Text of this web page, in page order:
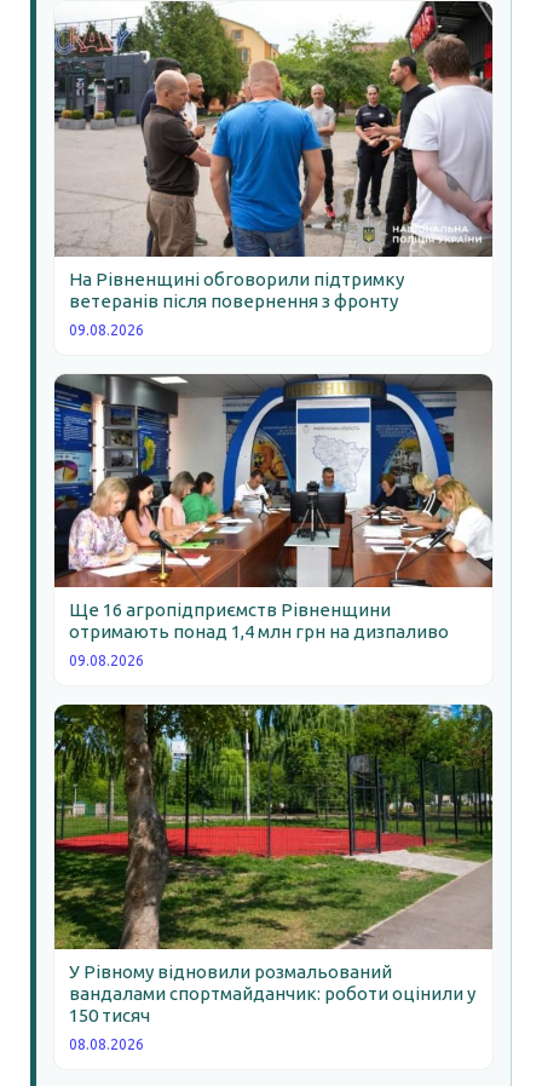
На Рівненщині обговорили підтримку
ветеранів після повернення з фронту
09.08.2026
Ще 16 агропідприємств Рівненщини
отримають понад 1,4 млн грн на дизпаливо
09.08.2026
У Рівному відновили розмальований
вандалами спортмайданчик: роботи оцінили у
150 тисяч
08.08.2026